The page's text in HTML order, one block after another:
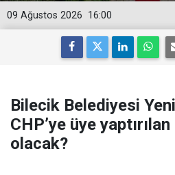
16:00
09 Ağustos 2026
Bilecik Belediyesi
CHP’ye üye
olacak?